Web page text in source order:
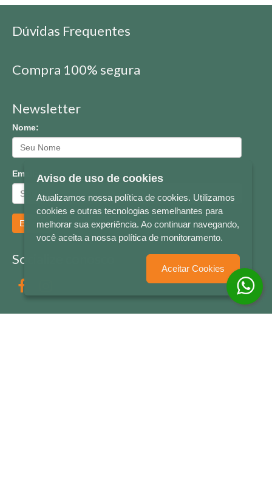
Dúvidas Frequentes
Compra 100% segura
Newsletter
Nome:
Email:
Enviar
Socialize conosco
Aviso de uso de cookies
Atualizamos nossa política de cookies. Utilizamos
cookies e outras tecnologias semelhantes para
melhorar sua experiência. Ao continuar navegando,
você aceita a nossa política de monitoramento.
Aceitar Cookies